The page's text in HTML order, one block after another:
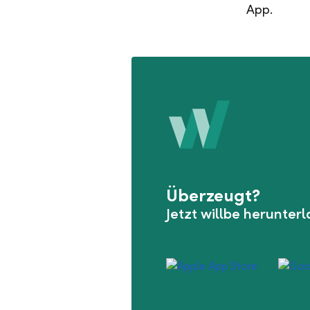
App.
Überzeugt?
Jetzt willbe